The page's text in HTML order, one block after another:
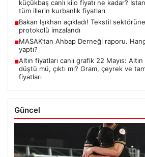
küçükbaş canlı kilo fiyatı ne kadar?
tüm illerin kurbanlık fiyatları
■Bakan Işıkhan açıkladı! Tekstil
protokolü imzalandı
■MASAK’tan Ahbap Derneği raporu.
yaptı?
■Altın fiyatları canlı grafik 22 Mayıs:
düştü mü, çıktı mı? Gram, çeyrek ve tam
fiyatları
Güncel